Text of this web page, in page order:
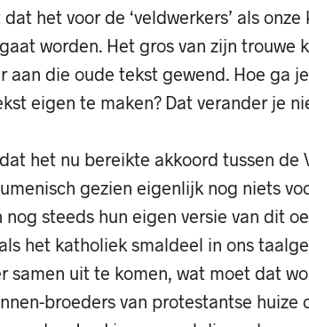
het voor de ‘veldwerkers’ als
worden. Het gros van zijn trouwe
aan die oude tekst gewend. Hoe ga
eigen te maken? Dat verander je
het nu bereikte akkoord tussen de
gezien eigenlijk nog niets
steeds hun eigen versie van dit
het katholiek smaldeel in ons
samen uit te komen, wat moet dat
broeders van protestantse huize